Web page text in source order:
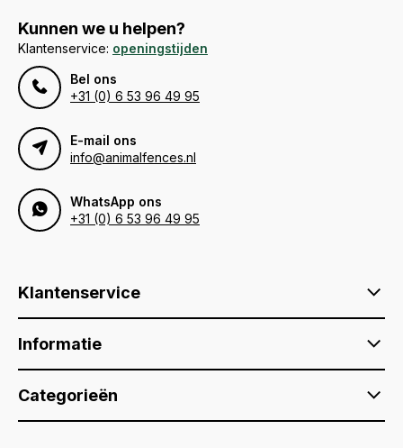
Kunnen we u helpen?
Klantenservice: openingstijden
Bel ons
+31 (0) 6 53 96 49 95
E-mail ons
info@animalfences.nl
WhatsApp ons
+31 (0) 6 53 96 49 95
Klantenservice
Informatie
Categorieën